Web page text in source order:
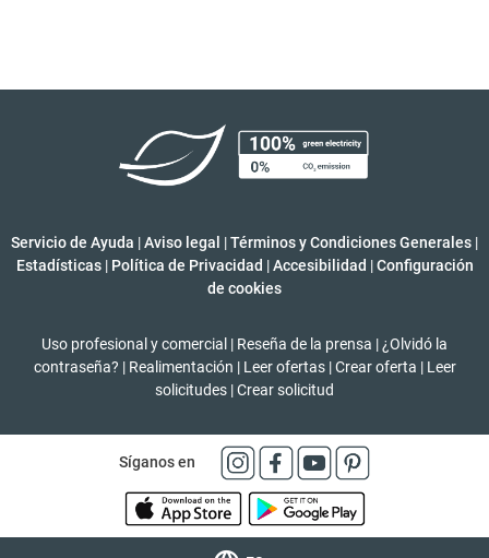
Servicio de Ayuda |Aviso legal |Términos y Condiciones Generales |
Estadísticas | Política de Privacidad | Accesibilidad | Configuración
de cookies
Uso profesional y comercial | Reseña de la prensa | ¿Olvidó la
contraseña? | Realimentación | Leer ofertas | Crear oferta | Leer
solicitudes |Crear solicitud
Síganos en